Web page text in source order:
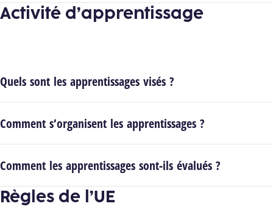
Activité d’apprentissage
Quels sont les apprentissages visés ?
Comment s’organisent les apprentissages ?
Comment les apprentissages sont-ils évalués ?
Règles de l’UE